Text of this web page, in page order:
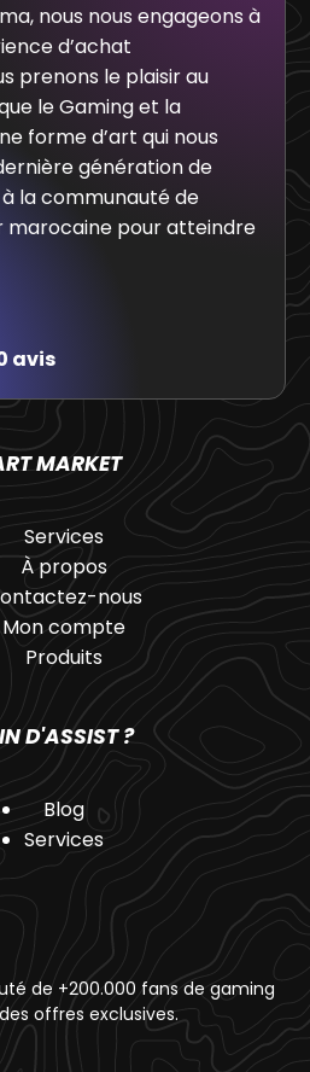
nous nous engageons à
d’achat
prenons le plaisir au
le Gaming et la
forme d’art qui nous
génération de
la communauté de
marocaine pour atteindre
avis
MARKET
Services
À propos
nous
Mon compte
Produits
D'ASSIST ?
Blog
Services
de +200.000 fans de gaming
offres exclusives.